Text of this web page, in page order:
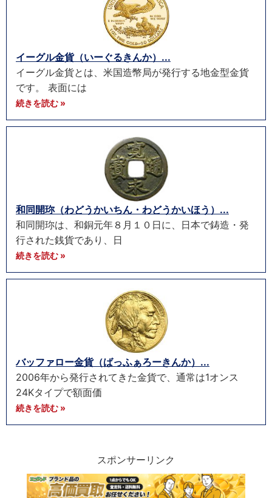
イーグル金貨（いーぐるきんか）...
イーグル金貨とは、米国造幣局が発行する地金型金貨
です。 表面には
続きを読む »
和同開珎（わどうかいちん・わどうかいほう）...
和同開珎は、和銅元年８月１０日に、日本で鋳造・発
行された銭貨であり、日
続きを読む »
バッファロー金貨（ばっふぁろーきんか）...
2006年から発行されてきた金貨で、通常は1オンス
24Kタイプで額面価
続きを読む »
スポンサーリンク